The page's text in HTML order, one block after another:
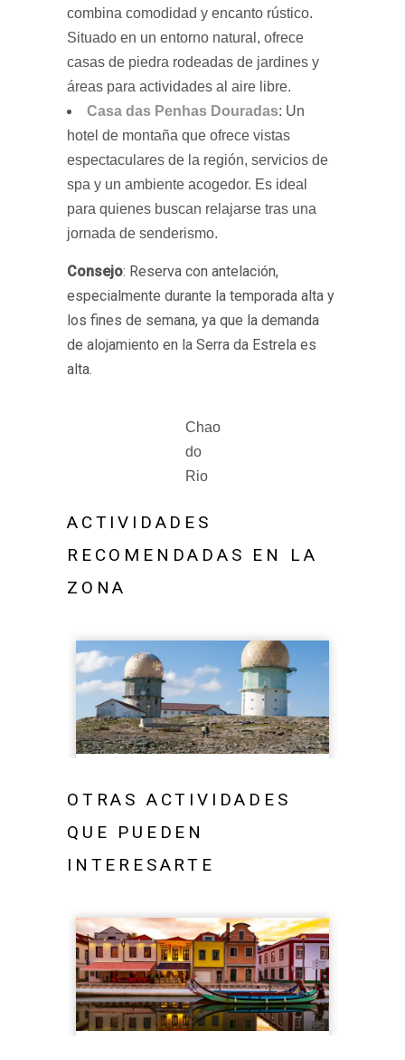
combina comodidad y encanto rústico.
Situado en un entorno natural, ofrece
casas de piedra rodeadas de jardines y
áreas para actividades al aire libre.
Casa das Penhas Douradas: Un
hotel de montaña que ofrece vistas
espectaculares de la región, servicios de
spa y un ambiente acogedor. Es ideal
para quienes buscan relajarse tras una
jornada de senderismo.
Consejo: Reserva con antelación,
especialmente durante la temporada alta y
los fines de semana, ya que la demanda
de alojamiento en la Serra da Estrela es
alta.
Chao
do
Rio
ACTIVIDADES
RECOMENDADAS EN LA
ZONA
OTRAS ACTIVIDADES
QUE PUEDEN
INTERESARTE